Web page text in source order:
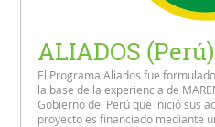
ALIADOS (Perú)
El Programa Aliados fue
la base de la experiencia de
Gobierno del Perú que inició sus
proyecto es financiado mediante